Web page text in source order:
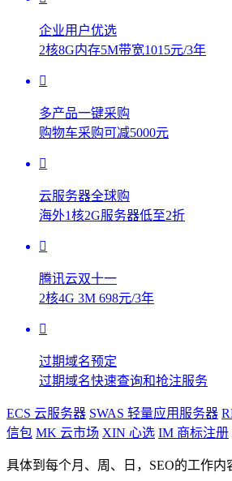
企业用户优选
2核8G内存5M带宽1015元/3年
多产品一键采购
购物车采购可减5000元
云服务器全球购
海外1核2G服务器低至2折
腾讯云双十一
2核4G 3M 698元/3年
过期域名预定
过期域名快速查询和抢注服务
ECS 云服务器 SWAS 轻量应用服务器
信包 MK 云市场 XIN 心选 IM 商标注册
具体到每个月、周、日，SEO的工作